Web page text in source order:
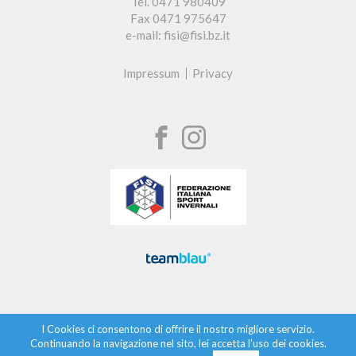
Fax 0471 975647
e-mail: fisi@fisi.bz.it
Impressum Privacy
I Cookies ci consentono di offrire il nostro migliore servizio.
Continuando la navigazione nel sito, lei accetta l’uso dei cookies.